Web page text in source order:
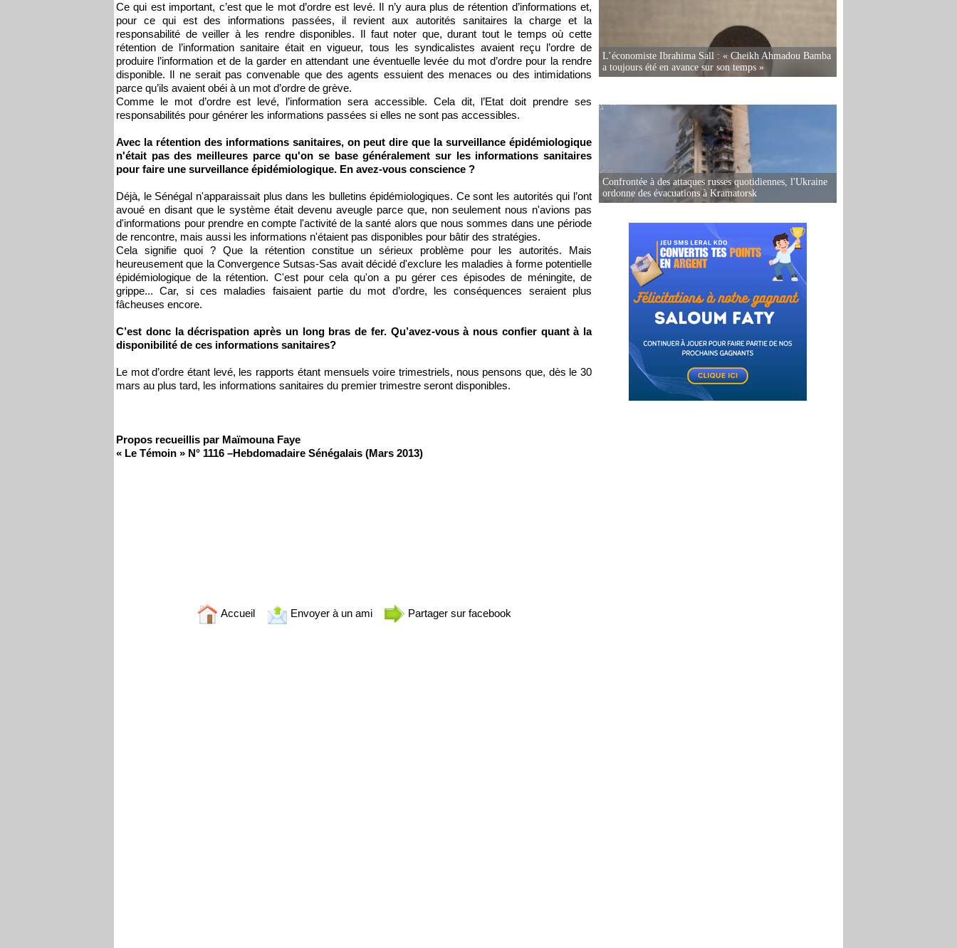
Ce qui est important, c’est que le mot d’ordre est levé. Il n’y aura plus de rétention d’informations et,
pour ce qui est des informations passées, il revient aux autorités sanitaires la charge et la
responsabilité de veiller à les rendre disponibles. Il faut noter que, durant tout le temps où cette
rétention de l’information sanitaire était en vigueur, tous les syndicalistes avaient reçu l’ordre de
produire l’information et de la garder en attendant une éventuelle levée du mot d’ordre pour la rendre
disponible. Il ne serait pas convenable que des agents essuient des menaces ou des intimidations
parce qu’ils avaient obéi à un mot d’ordre de grève.
Comme le mot d’ordre est levé, l’information sera accessible. Cela dit, l’Etat doit prendre ses
responsabilités pour générer les informations passées si elles ne sont pas accessibles.
Avec la rétention des informations sanitaires, on peut dire que la surveillance épidémiologique
n'était pas des meilleures parce qu'on se base généralement sur les informations sanitaires
pour faire une surveillance épidémiologique. En avez-vous conscience ?
Déjà, le Sénégal n'apparaissait plus dans les bulletins épidémiologiques. Ce sont les autorités qui l’ont
avoué en disant que le système était devenu aveugle parce que, non seulement nous n'avions pas
d'informations pour prendre en compte l'activité de la santé alors que nous sommes dans une période
de rencontre, mais aussi les informations n'étaient pas disponibles pour bâtir des stratégies.
Cela signifie quoi ? Que la rétention constitue un sérieux problème pour les autorités. Mais
heureusement que la Convergence Sutsas-Sas avait décidé d'exclure les maladies à forme potentielle
épidémiologique de la rétention. C'est pour cela qu'on a pu gérer ces épisodes de méningite, de
grippe... Car, si ces maladies faisaient partie du mot d’ordre, les conséquences seraient plus
fâcheuses encore.
C’est donc la décrispation après un long bras de fer. Qu’avez-vous à nous confier quant à la
disponibilité de ces informations sanitaires?
Le mot d’ordre étant levé, les rapports étant mensuels voire trimestriels, nous pensons que, dès le 30
mars au plus tard, les informations sanitaires du premier trimestre seront disponibles.
Propos recueillis par Maïmouna Faye
« Le Témoin » N° 1116 –Hebdomadaire Sénégalais (Mars 2013)
Accueil Envoyer à un ami Partager sur facebook
L’économiste Ibrahima Sall : « Cheikh Ahmadou Bamba
a toujours été en avance sur son temps »
Confrontée à des attaques russes quotidiennes, l'Ukraine
ordonne des évacuations à Kramatorsk